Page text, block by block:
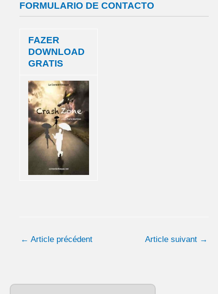
FORMULARIO DE CONTACTO
FAZER
DOWNLOAD
GRATIS
← Article précédent Article suivant →